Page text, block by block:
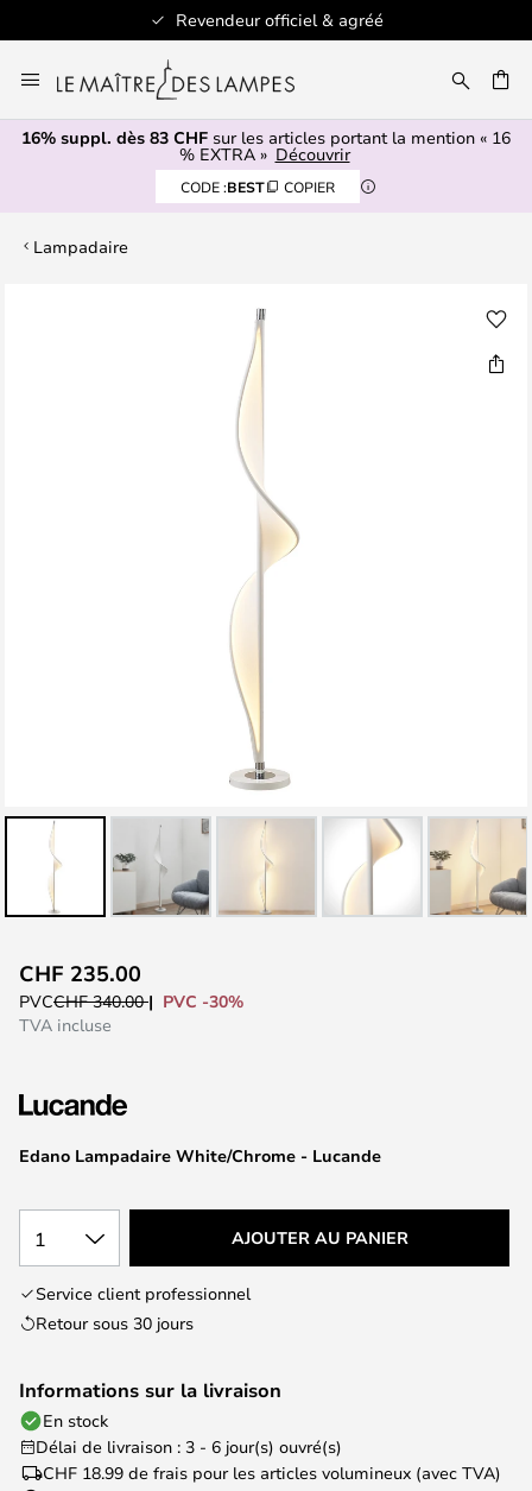
Revendeur officiel & agréé
au
contenu
16% suppl. dès 83 CHF sur les articles portant la mention « 16
% EXTRA » Découvrir
CODE :BEST COPIER
Lampadaire
to
the
the
gallery
Edano Lampadaire White/Chrome - Lucande
CHF 235.00
PVCCHF 340.00
PVC -30%
TVA incluse
1 AJOUTER AU PANIER
Service client professionnel
Retour sous 30 jours
Informations sur la livraison
En stock
Délai de livraison : 3 - 6 jour(s) ouvré(s)
CHF 18.99 de frais pour les articles volumineux (avec TVA)